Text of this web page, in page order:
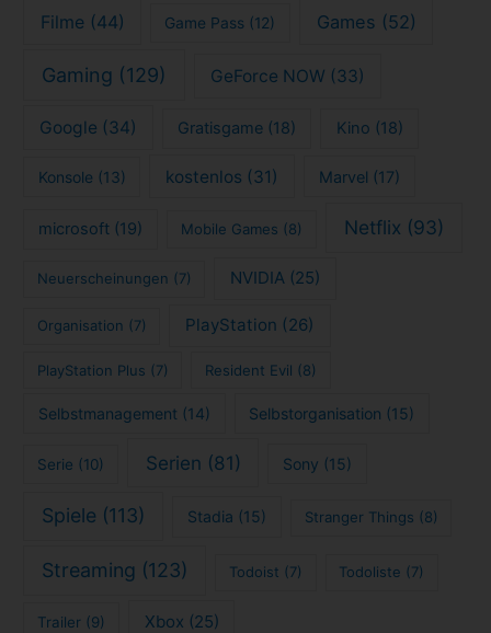
Filme(44) Game Pass (12) Games (52)
Gaming (129) GeForce NOW (33)
Google (34) Gratisgame (18) Kino (18)
Konsole (13) kostenlos (31) Marvel (17)
microsoft (19) Mobile Games (8) Netflix (93)
Neuerscheinungen (7) NVIDIA (25)
Organisation (7) PlayStation (26)
PlayStation Plus (7) Resident Evil (8)
Selbstmanagement (14) Selbstorganisation (15)
Serie (10) Serien (81) Sony (15)
Spiele (113) Stadia (15) Stranger Things (8)
Streaming (123) Todoist (7) Todoliste (7)
Trailer (9) Xbox (25)